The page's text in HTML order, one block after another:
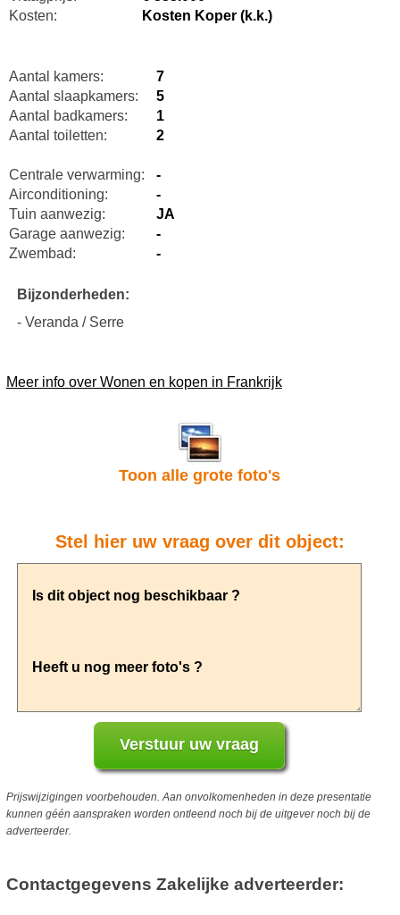
Kosten:
Kosten Koper (k.k.)
Aantal kamers:
7
Aantal slaapkamers:
5
Aantal badkamers:
1
Aantal toiletten:
2
Centrale verwarming:
-
Airconditioning:
-
Tuin aanwezig:
JA
Garage aanwezig:
-
Zwembad:
-
Bijzonderheden:
- Veranda / Serre
Meer info over Wonen en kopen in Frankrijk
Toon alle grote foto's
Stel hier uw vraag over dit object:
Prijswijzigingen voorbehouden. Aan onvolkomenheden in deze presentatie
kunnen géén aanspraken worden ontleend noch bij de uitgever noch bij de
adverteerder.
Contactgegevens Zakelijke adverteerder: